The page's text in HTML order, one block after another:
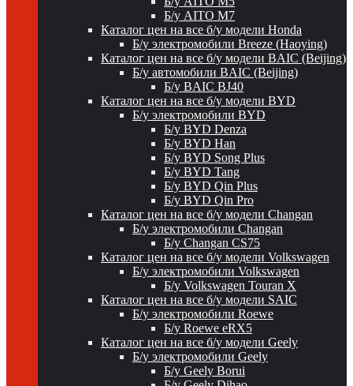
Б/у AITO M7
Каталог цен на все б/у модели Honda
Б/у электромобили Breeze (Haoying)
Каталог цен на все б/у модели BAIC (Beijing)
Б/у автомобили BAIC (Beijing)
Б/у BAIC BJ40
Каталог цен на все б/у модели BYD
Б/у электромобили BYD
Б/у BYD Denza
Б/у BYD Han
Б/у BYD Song Plus
Б/у BYD Tang
Б/у BYD Qin Plus
Б/у BYD Qin Pro
Каталог цен на все б/у модели Changan
Б/у электромобили Changan
Б/у Changan CS75
Каталог цен на все б/у модели Volkswagen
Б/у электромобили Volkswagen
Б/у Volkswagen Touran X
Каталог цен на все б/у модели SAIC
Б/у электромобили Roewe
Б/у Roewe eRX5
Каталог цен на все б/у модели Geely
Б/у электромобили Geely
Б/у Geely Borui